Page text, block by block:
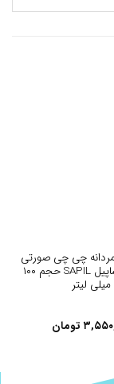
چی چی صورتی
CHI CHI ساپیل SAPIL حجم ۱۰۰
میلی لیتر
تومان